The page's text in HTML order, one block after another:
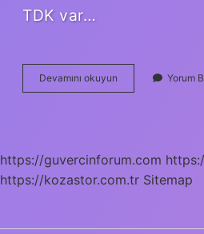
TDK var…
Devamını okuyun
Nasıl
Yorum
https://guvercinforum.com
https://kozastor.com.tr Sitemap